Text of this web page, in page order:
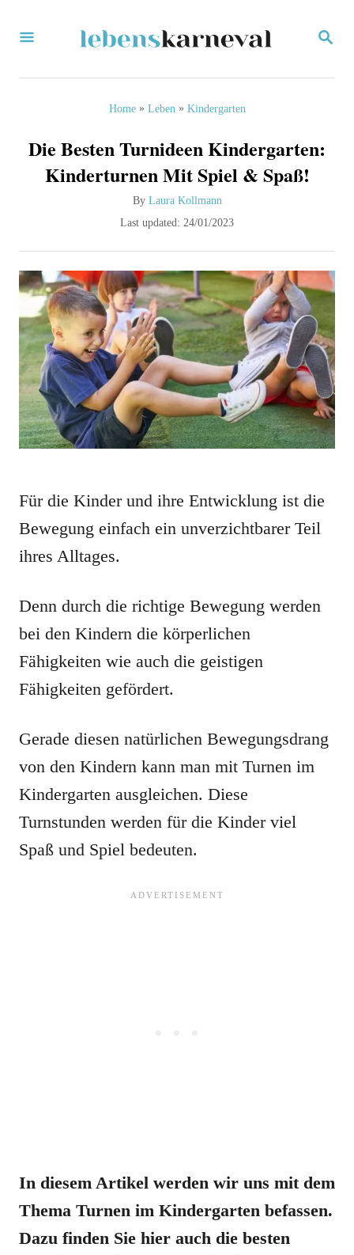
S
Home» Leben » Kindergarten
Die Besten Turnideen Kindergarten:
Kinderturnen Mit Spiel & Spaß!
By A
h
o
r
Laura Kollmann
P
t
e
d
o
n
Last updated: 24/01/2023
Für die Kinder und ihre Entwicklung ist die
Bewegung einfach ein unverzichtbarer Teil
ihres Alltages.
Denn durch die richtige Bewegung werden
bei den Kindern die körperlichen
Fähigkeiten wie auch die geistigen
Fähigkeiten gefördert.
Gerade diesen natürlichen Bewegungsdrang
von den Kindern kann man mit Turnen im
Kindergarten ausgleichen. Diese
Turnstunden werden für die Kinder viel
Spaß und Spiel bedeuten.
In diesem Artikel werden wir uns mit dem
Thema Turnen im Kindergarten befassen.
Dazu finden Sie hier auch die besten